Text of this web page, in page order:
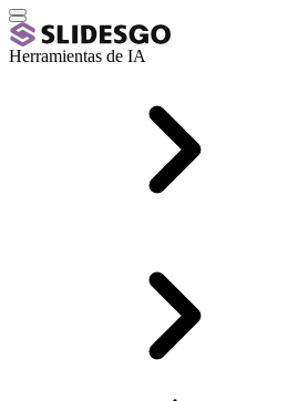
Herramientas de IA